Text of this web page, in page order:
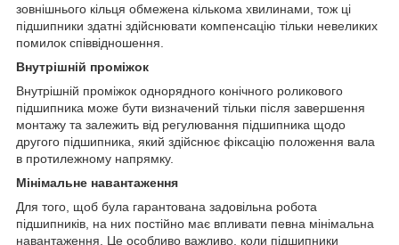
зовнішнього кільця обмежена кількома хвилинами, тож ці
підшипники здатні здійснювати компенсацію тільки невеликих
помилок співвідношення.
Внутрішній проміжок
Внутрішній проміжок однорядного конічного роликового
підшипника може бути визначений тільки після завершення
монтажу та залежить від регулювання підшипника щодо
другого підшипника, який здійснює фіксацію положення вала
в протилежному напрямку.
Мінімальне навантаження
Для того, щоб була гарантована задовільна робота
підшипників, на них постійно має впливати певна мінімальна
навантаження. Це особливо важливо, коли підшипники